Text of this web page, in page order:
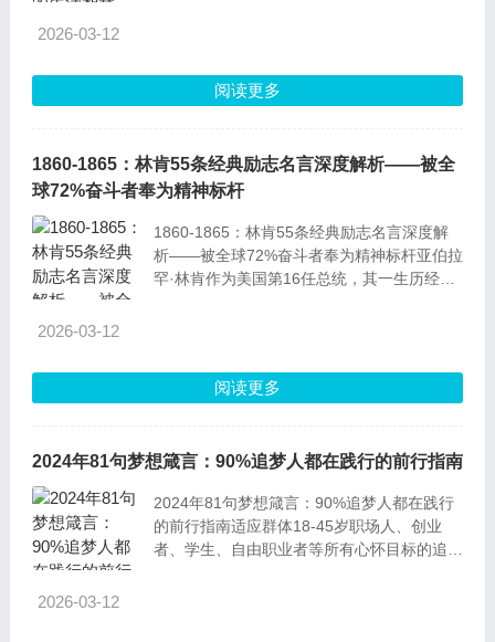
边界，过度逞强易透支自己，勉强他人则会引
发抵触。据统计，85%的人际矛盾，源于对他
2026-03-12
阅读更多
1860-1865：林肯55条经典励志名言深度解析——被全
球72%奋斗者奉为精神标杆
1860-1865：林肯55条经典励志名言深度解
析——被全球72%奋斗者奉为精神标杆亚伯拉
罕·林肯作为美国第16任总统，其一生历经坎
2026-03-12
阅读更多
2024年81句梦想箴言：90%追梦人都在践行的前行指南
2024年81句梦想箴言：90%追梦人都在践行
的前行指南适应群体18-45岁职场人、创业
者、学生、自由职业者等所有心怀目标的追梦
2026-03-12